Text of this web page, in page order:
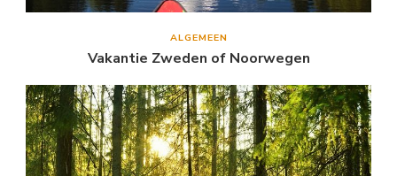
ALGEMEEN
Vakantie Zweden of Noorwegen